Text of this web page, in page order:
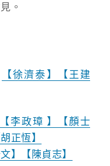
。
【徐濟泰】
【王建
【李政璋 】
【顏士
胡正恆】
】 【陳貞志】